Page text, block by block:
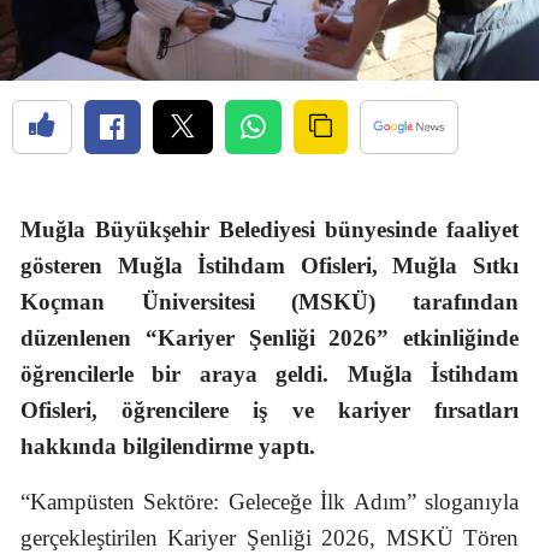
Muğla Büyükşehir Belediyesi bünyesinde faaliyet
gösteren Muğla İstihdam Ofisleri, Muğla Sıtkı
Koçman Üniversitesi (MSKÜ) tarafından
düzenlenen “Kariyer Şenliği 2026” etkinliğinde
öğrencilerle bir araya geldi. Muğla İstihdam
Ofisleri, öğrencilere iş ve kariyer fırsatları
hakkında bilgilendirme yaptı.
“Kampüsten Sektöre: Geleceğe İlk Adım” sloganıyla
gerçekleştirilen Kariyer Şenliği 2026, MSKÜ Tören